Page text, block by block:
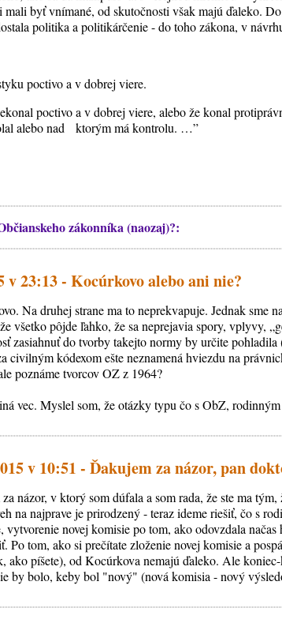
byť vnímané, od skutočnosti však majú ďaleko.
politika a politikárčenie - do toho zákona, v
poctivo a v dobrej viere.
poctivo a v dobrej viere, alebo že konal
alebo nad ktorým má kontrolu. …”
zákonníka (naozaj)?:
23:13 - Kocúrkovo alebo ani nie?
Na druhej strane ma to neprekvapuje. Jednak sme
všetko pôjde ľahko, že sa neprejavia spory, vplyvy,
zasiahnuť do tvorby takejto normy by určite pohladila
civilným kódexom ešte neznamená hviezdu na
poznáme tvorcov OZ z 1964?
vec. Myslel som, že otázky typu čo s ObZ,
v 10:51 - Ďakujem za názor, pan
názor, v ktorý som dúfala a som rada, že ste ma tým,
na najprave je prirodzený - teraz ideme riešiť, čo s
novej komisie po tom, ako odovzdala
Po tom, ako si prečítate zloženie novej komisie a
ako píšete), od Kocúrkova nemajú ďaleko. Ale
by bolo, keby bol "nový" (nová komisia - nový